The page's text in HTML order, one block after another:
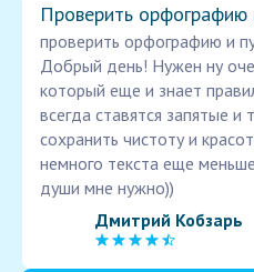
Проверить орфографию
проверить орфографию и
Добрый день! Нужен ну
который еще и знает
всегда ставятся запятые и
сохранить чистоту и
немного текста еще
души мне нужно))
Дмитрий Кобзарь